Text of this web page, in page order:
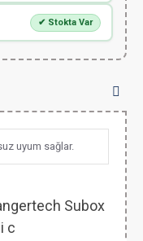
✔ Stokta Var
uyum sağlar.
Subox
c